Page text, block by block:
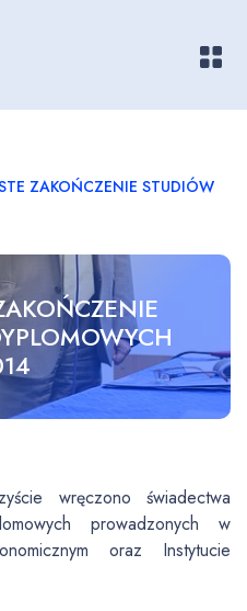
ZAKOŃCZENIE STUDIÓW
wręczono świadectwa
prowadzonych w
oraz Instytucie